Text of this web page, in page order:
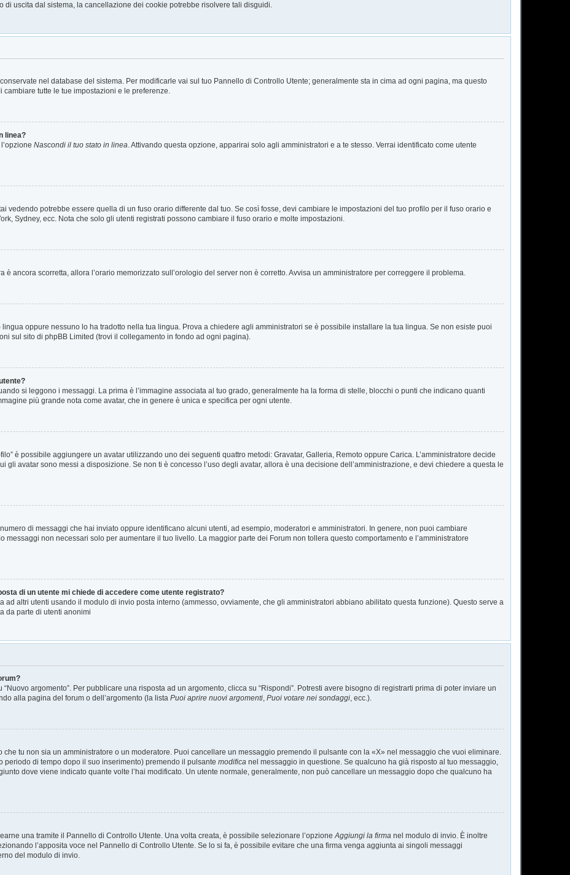
di uscita dal sistema, la cancellazione dei cookie potrebbe risolvere tali disguidi.
nel database del sistema. Per modificarle vai sul tuo Pannello di Controllo Utente; generalmente sta in cima ad ogni pagina, ma questo
tutte le tue impostazioni e le preferenze.
linea?
Nascondi il tuo stato in linea. Attivando questa opzione, apparirai solo agli amministratori e a te stesso. Verrai identificato come utente
vedendo potrebbe essere quella di un fuso orario differente dal tuo. Se così fosse, devi cambiare le impostazioni del tuo profilo per il fuso orario e
Sydney, ecc. Nota che solo gli utenti registrati possono cambiare il fuso orario e molte impostazioni.
è ancora scorretta, allora l’orario memorizzato sull’orologio del server non è corretto. Avvisa un amministratore per correggere il problema.
oppure nessuno lo ha tradotto nella tua lingua. Prova a chiedere agli amministratori se è possibile installare la tua lingua. Se non esiste puoi
sul sito di phpBB Limited (trovi il collegamento in fondo ad ogni pagina).
si leggono i messaggi. La prima è l’immagine associata al tuo grado, generalmente ha la forma di stelle, blocchi o punti che indicano quanti
più grande nota come avatar, che in genere è unica e specifica per ogni utente.
è possibile aggiungere un avatar utilizzando uno dei seguenti quattro metodi: Gravatar, Galleria, Remoto oppure Carica. L’amministratore decide
gli avatar sono messi a disposizione. Se non ti è concesso l’uso degli avatar, allora è una decisione dell’amministrazione, e devi chiedere a questa le
di messaggi che hai inviato oppure identificano alcuni utenti, ad esempio, moderatori e amministratori. In genere, non puoi cambiare
non necessari solo per aumentare il tuo livello. La maggior parte dei Forum non tollera questo comportamento e l’amministratore
di un utente mi chiede di accedere come utente registrato?
altri utenti usando il modulo di invio posta interno (ammesso, ovviamente, che gli amministratori abbiano abilitato questa funzione). Questo serve a
da parte di utenti anonimi
argomento”. Per pubblicare una risposta ad un argomento, clicca su “Rispondi”. Potresti avere bisogno di registrarti prima di poter inviare un
alla pagina del forum o dell’argomento (la lista Puoi aprire nuovi argomenti, Puoi votare nei sondaggi, ecc.).
tu non sia un amministratore o un moderatore. Puoi cancellare un messaggio premendo il pulsante con la «X» nel messaggio che vuoi eliminare.
periodo di tempo dopo il suo inserimento) premendo il pulsante modifica nel messaggio in questione. Se qualcuno ha già risposto al tuo messaggio,
dove viene indicato quante volte l’hai modificato. Un utente normale, generalmente, non può cancellare un messaggio dopo che qualcuno ha
una tramite il Pannello di Controllo Utente. Una volta creata, è possibile selezionare l’opzioneAggiungi la firma nel modulo di invio. È inoltre
l’apposita voce nel Pannello di Controllo Utente. Se lo si fa, è possibile evitare che una firma venga aggiunta ai singoli messaggi
del modulo di invio.